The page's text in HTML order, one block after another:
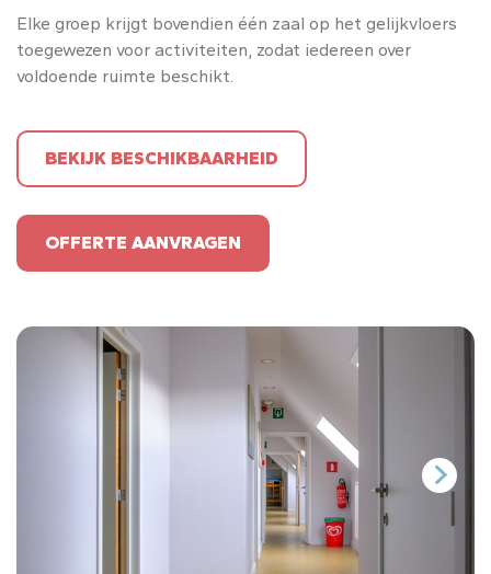
Elke groep krijgt bovendien één zaal op het gelijkvloers
toegewezen voor activiteiten, zodat iedereen over
voldoende ruimte beschikt.
BEKIJK BESCHIKBAARHEID
OFFERTE AANVRAGEN